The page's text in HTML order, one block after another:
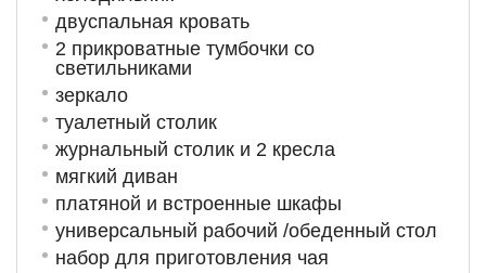
двуспальная кровать
2 прикроватные тумбочки со
светильниками
зеркало
туалетный столик
журнальный столик и 2 кресла
мягкий диван
платяной и встроенные шкафы
универсальный рабочий /обеденный стол
набор для приготовления чая